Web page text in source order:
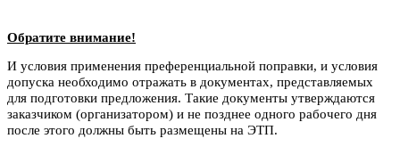
Обратите внимание!
И условия применения преференциальной поправки, и условия
допуска необходимо отражать в документах, представляемых
для подготовки предложения. Такие документы утверждаются
заказчиком (организатором) и не позднее одного рабочего дня
после этого должны быть размещены на ЭТП.